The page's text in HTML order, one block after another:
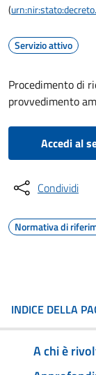
(
Servizio attivo
Procedimento di
provvedimento
Accedi al
Condividi
Normativa di
INDICE DELLA
A chi è